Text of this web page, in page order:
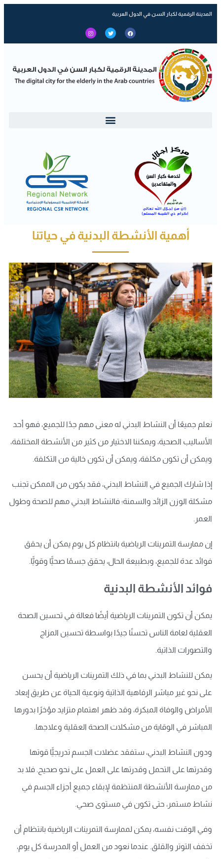
المدينة الرقمية لكبار السن في الدول العربية
أهمية الأنشطة البدنية في حياتنا
نعلم جميعًا أن النشاط البدني له معنى مهم جدًا للجميع، فهو أحد
الأساليب الصحية، ويمكننا الاختيار من كثير من الأنشطة المختلفة،
ويمكن أن تكون مكلفة، ويمكن أن تكون خالية من التكلفة.
إذا شارك الجميع في النشاط البدني، فقد يكون من الممكن تجنب
مشكلة الوزن الزائد والسمنة؛ فالنشاط البدني مهم للصحة وطول
العمر.
إن ممارسة التمرينات الرياضية بانتظام كل يوم يمكن أن يحقق
فوائد عدة للجميع، وبطبيعة الحال، يحقق جسمًا صحيًّا وقويًّا.
فوائد الأنشطة البدنية
يمكن أن تكون التمرينات الرياضية أيضًا فعالة في تحسين الصحة
العقلية لعامة الناس تحسنًا جيدًا بواسطة تحسين المزاج
والتصورات الذاتية.
يمكن للنشاط البدني بما في ذلك التمرينات الرياضية أن يحسن
على نحو غير مباشر الرفاهية الذاتية ونوعية الحياة عن طريق إبعاد
الأمراض والوفاة المبكرة، وقد ظهر اهتمام متزايد مؤخرًا بدورها
المباشر في الوقاية من مشكلات الصحة العقلية وعلاجها.
ودون النشاط البدني، ستفقد عضلات الجسم تدريجيًّا قوتها
وقدرتها على التحمل وقدرتها على العمل على نحو صحيح. فلا بد
من ممارسة الأنشطة المنتظمة لإبقاء جميع أجزاء الجسم في
نشاط مستمر، حتى تكون في مستوى صحي.
وفي الوقت نفسه، يمكن لممارسة التمرينات الرياضية بانتظام أن
تخفف التوتر والقلق. عندما نعود من العمل أو المدرسة كل يوم،